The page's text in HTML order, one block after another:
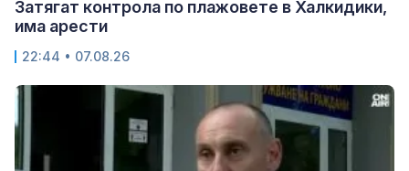
Затягат контрола по плажовете в Халкидики,
има арести
22:44 • 07.08.26